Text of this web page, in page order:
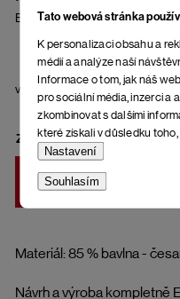
Tato webová stránka
K personalizaci obsahu a
médií a analýze naší
Informace o tom, jak náš
pro sociální média, inzerci a
zkombinovat s dalšími
které získali v důsledku
Nastavení
Souhlasím
Black
Materiál: 85 % bavlna -
Návrh a výroba kompletně
ZVOLTE VARIANTU